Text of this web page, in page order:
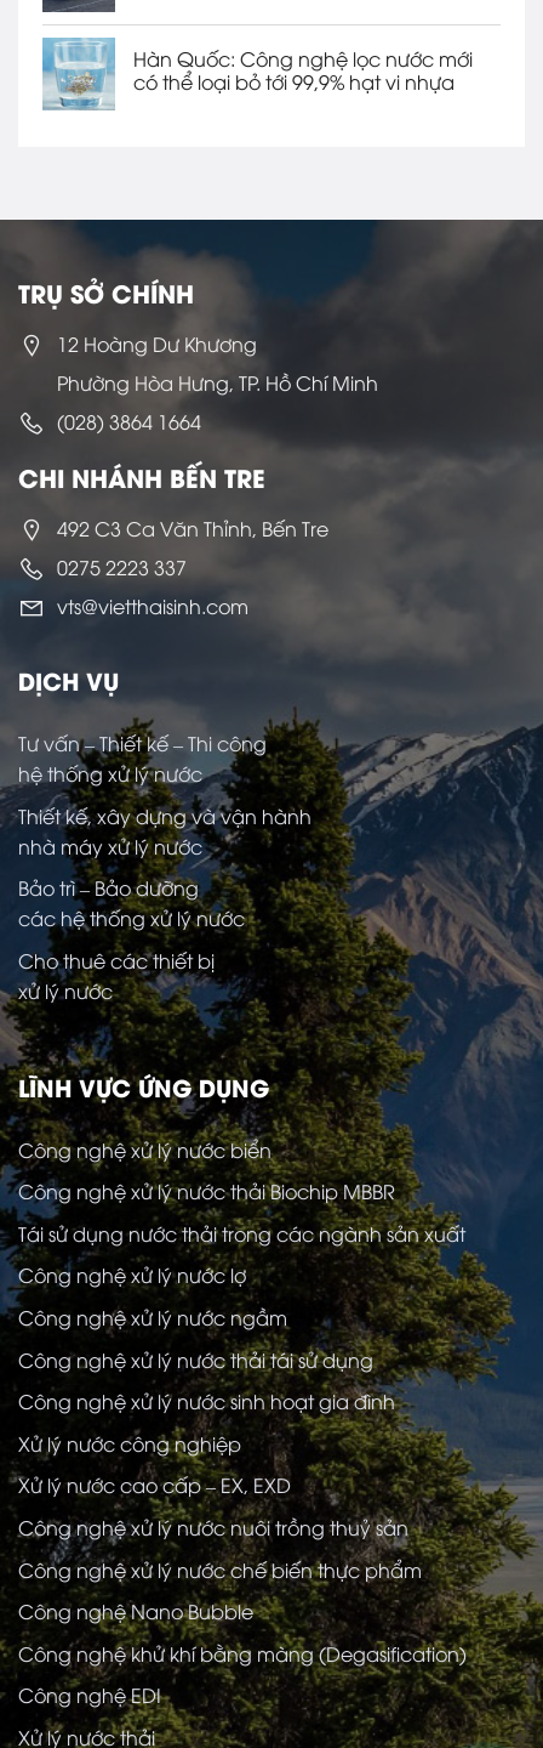
Hàn Quốc: Công nghệ lọc nước mới
có thể loại bỏ tới 99,9% hạt vi nhựa
TRỤ SỞ CHÍNH
12 Hoàng Dư Khương
Phường Hòa Hưng, TP. Hồ Chí Minh
(028) 3864 1664
CHI NHÁNH BẾN TRE
492 C3 Ca Văn Thỉnh, Bến Tre
0275 2223 337
vts@vietthaisinh.com
DỊCH VỤ
Tư vấn – Thiết kế – Thi công
hệ thống xử lý nước
Thiết kế, xây dựng và vận hành
nhà máy xử lý nước
Bảo trì – Bảo dưỡng
các hệ thống xử lý nước
Cho thuê các thiết bị
xử lý nước
LĨNH VỰC ỨNG DỤNG
Công nghệ xử lý nước biển
Công nghệ xử lý nước thải Biochip MBBR
Tái sử dụng nước thải trong các ngành sản xuất
Công nghệ xử lý nước lợ
Công nghệ xử lý nước ngầm
Công nghệ xử lý nước thải tái sử dụng
Công nghệ xử lý nước sinh hoạt gia đình
Xử lý nước công nghiệp
Xử lý nước cao cấp – EX, EXD
Công nghệ xử lý nước nuôi trồng thuỷ sản
Công nghệ xử lý nước chế biến thực phẩm
Công nghệ Nano Bubble
Công nghệ khử khí bằng màng (Degasification)
Công nghệ EDI
Xử lý nước thải